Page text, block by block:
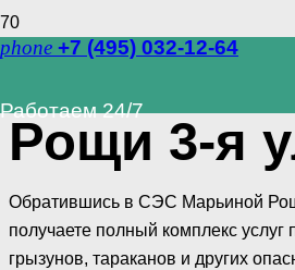
phone +7 (495) 032-12-64
Работаем 24/7
Рощи 3-я
Обратившись в СЭС Марьиной
получаете полный комплекс услуг
грызунов, тараканов и других